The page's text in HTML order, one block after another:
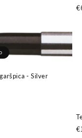
- Silver